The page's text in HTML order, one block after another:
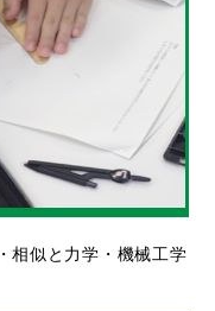
相似と力学・機械工学